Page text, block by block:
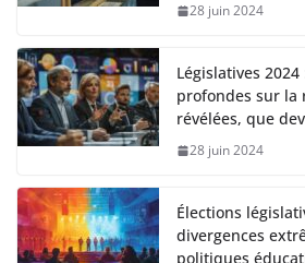
28 juin 2024
Législatives
profondes sur la
révélées, que
28 juin 2024
Élections
divergences
politiques